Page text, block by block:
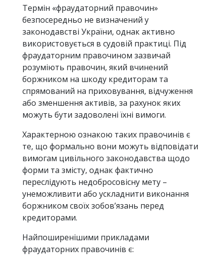
Термін «фраудаторний правочин»
безпосередньо не визначений у
законодавстві України, однак активно
використовується в судовій практиці. Під
фраудаторним правочином зазвичай
розуміють правочин, який вчинений
боржником на шкоду кредиторам та
спрямований на приховування, відчуження
або зменшення активів, за рахунок яких
можуть бути задоволені їхні вимоги.
Характерною ознакою таких правочинів є
те, що формально вони можуть відповідати
вимогам цивільного законодавства щодо
форми та змісту, однак фактично
переслідують недобросовісну мету –
унеможливити або ускладнити виконання
боржником своїх зобов’язань перед
кредиторами.
Найпоширенішими прикладами
фраудаторних правочинів є: